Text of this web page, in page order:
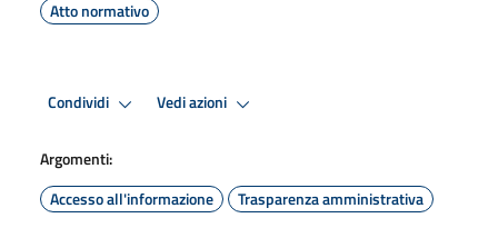
Atto normativo
Condividi Vedi azioni
Argomenti:
Accesso all'informazione
Trasparenza amministrativa